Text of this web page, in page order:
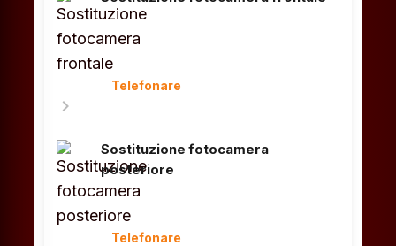
Telefonare
chevron_right
Sostituzione fotocamera
posteriore
Telefonare